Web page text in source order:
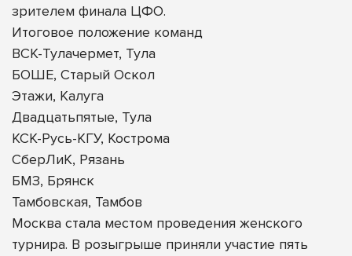
зрителем финала ЦФО.
Итоговое положение команд
ВСК-Тулачермет, Тула
БОШЕ, Старый Оскол
Этажи, Калуга
Двадцатьпятые, Тула
КСК-Русь-КГУ, Кострома
СберЛиК, Рязань
БМЗ, Брянск
Тамбовская, Тамбов
Москва стала местом проведения женского
турнира. В розыгрыше приняли участие пять